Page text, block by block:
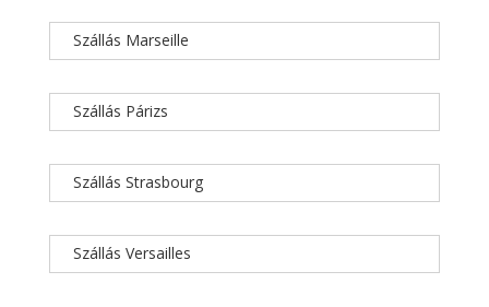
Szállás Marseille
Szállás Párizs
Szállás Strasbourg
Szállás Versailles